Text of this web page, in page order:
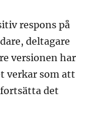
respons på
deltagare
versionen har
verkar som att
det